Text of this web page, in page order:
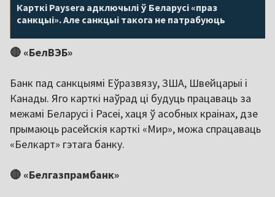
Карткі Paysera адключылі ў Беларусі «праз
санкцыі». Але санкцыі такога не патрабуюць
🔴 «БелВЭБ»
Банк пад санкцыямі Еўразвязу, ЗША, Швейцарыі і
Канады. Яго карткі наўрад ці будуць працаваць за
межамі Беларусі і Расеі, хаця ў асобных краінах, дзе
прымаюць расейскія карткі «Мир», можа спрацаваць
«Белкарт» гэтага банку.
🔴 «Белгазпрамбанк»